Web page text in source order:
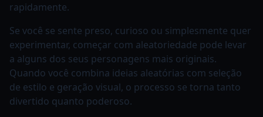
rapidamente.
Se você se sente preso, curioso ou simplesmente quer
experimentar, começar com aleatoriedade pode levar
a alguns dos seus personagens mais originais.
Quando você combina ideias aleatórias com seleção
de estilo e geração visual, o processo se torna tanto
divertido quanto poderoso.